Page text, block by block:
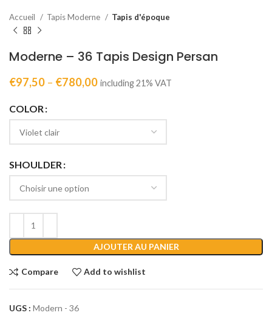
Accueil Tapis Moderne Tapis d'époque
Moderne – 36 Tapis Design Persan
€97,50 – €780,00 including 21% VAT
COLOR
SHOULDER
AJOUTER AU PANIER
Compare Add to wishlist
UGS : Modern - 36